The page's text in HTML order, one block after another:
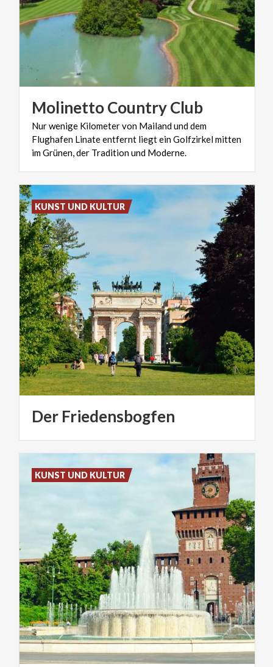
MolinettoCountryClub
Nur wenige Kilometer von Mailand und dem
Flughafen Linate entfernt liegt ein Golfzirkel mitten
im Grünen, der Tradition und Moderne.
Der Friedensbogfen
KUNST UND KULTUR
KUNST UND KULTUR